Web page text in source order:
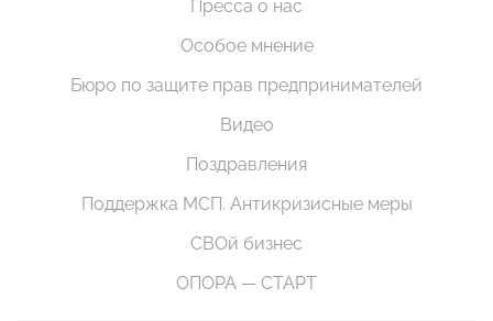
Пресса о нас
Особое мнение
Бюро по защите прав предпринимателей
Видео
Поздравления
Поддержка МСП. Антикризисные меры
СВОй бизнес
ОПОРА — СТАРТ